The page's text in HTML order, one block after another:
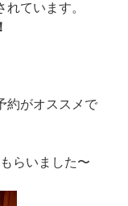
ています。
約がオススメで
らいました〜